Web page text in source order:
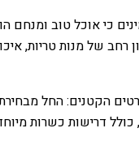
כי אוכל טוב
מנות טריות,
הקטנים: החל
דרישות כשרות